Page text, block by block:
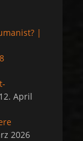
|
12. April
2026